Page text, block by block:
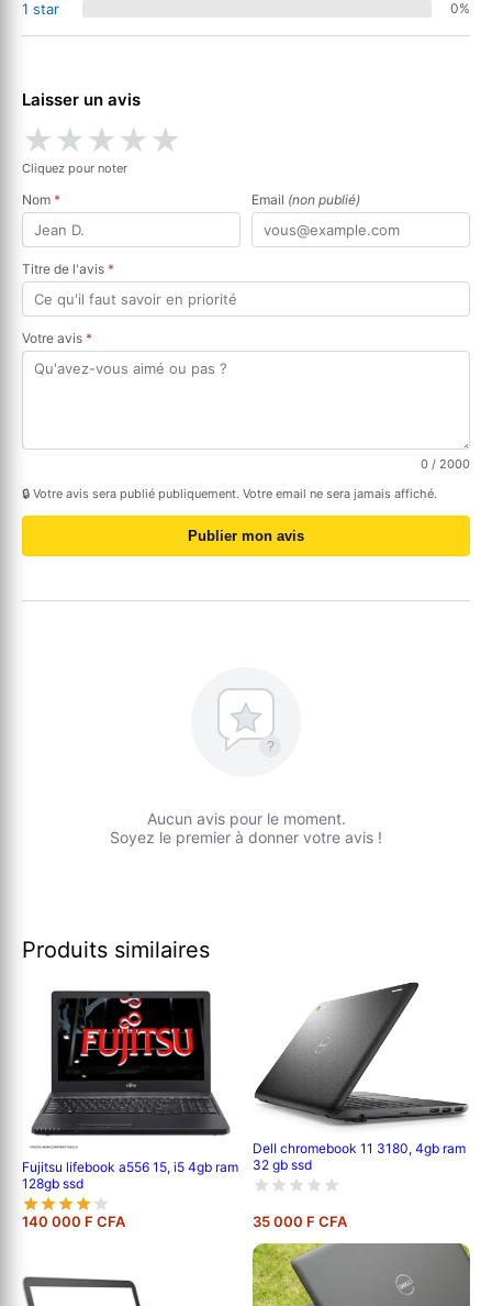
1 star 0%
Laisser un avis
★★★★★
Cliquez pour noter
Nom * Email (non publié)
Titre de l'avis *
Votre avis *
0 / 2000
🔒 Votre avis sera publié publiquement. Votre email ne sera jamais affiché.
Publier mon avis
?
Aucun avis pour le moment.
Soyez le premier à donner votre avis !
Produits similaires
Fujitsu lifebook a556 15, i5 4gb ram
128gb ssd
140 000 F CFA
Dell chromebook 11 3180, 4gb ram
32 gb ssd
35 000 F CFA